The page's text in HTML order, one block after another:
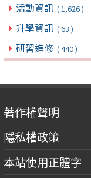
活動資訊 ( 1,626 )
升學資訊 ( 63 )
研習進修 ( 440 )
著作權聲明
隱私權政策
本站使用正體字